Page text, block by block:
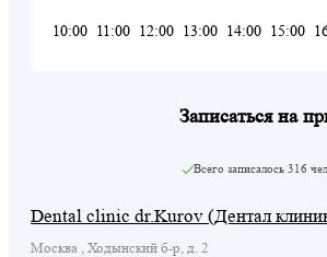
10:00 11:00 12:00 13:00 14:00 15:00
Записаться на
Всего записалось 316
Dental clinic dr.Kurov (Дентал
Москва , Ходынский б-р, д. 2